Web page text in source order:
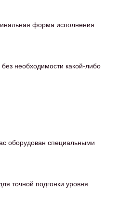
форма исполнения
необходимости какой-либо
оборудован специальными
точной подгонки уровня